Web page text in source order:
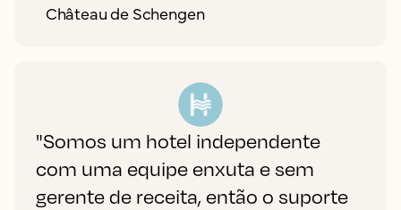
Château de Schengen
"Somos um hotel independente
com uma equipe enxuta e sem
gerente de receita, então o suporte